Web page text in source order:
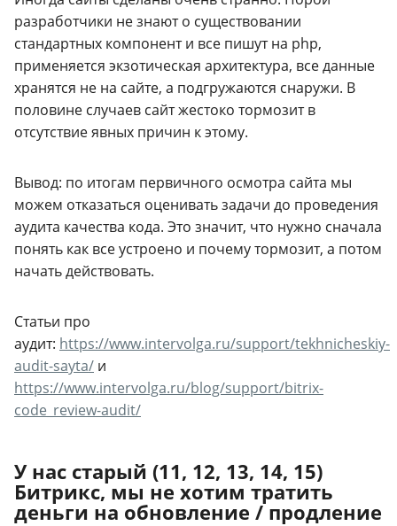
разработчики не знают о существовании
стандартных компонент и все пишут на php,
применяется экзотическая архитектура, все данные
хранятся не на сайте, а подгружаются снаружи. В
половине случаев сайт жестоко тормозит в
отсутствие явных причин к этому.
Вывод: по итогам первичного осмотра сайта мы
можем отказаться оценивать задачи до проведения
аудита качества кода. Это значит, что нужно сначала
понять как все устроено и почему тормозит, а потом
начать действовать.
Статьи про
аудит: https://www.intervolga.ru/support/tekhnicheskiy-
audit-sayta/ и
https://www.intervolga.ru/blog/support/bitrix-
code_review-audit/
У нас старый (11, 12, 13, 14, 15)
Битрикс, мы не хотим тратить
деньги на обновление / продление